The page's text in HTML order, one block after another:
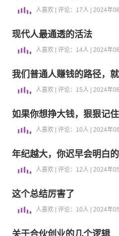
人喜欢 | 评论：17人 | 2024年08
现代人最通透的活法
人喜欢 | 评论：14人 | 2024年08
我们普通人赚钱的路径，
人喜欢 | 评论：15人 | 2024年08
如果你想挣大钱，狠狠记
人喜欢 | 评论：10人 | 2024年06
年纪越大，你迟早会明白
人喜欢 | 评论：12人 | 2024年05
这个总结厉害了
人喜欢 | 评论：10人 | 2024年05
关于合伙创业的几个逻辑